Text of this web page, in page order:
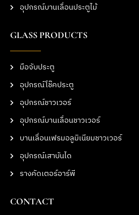
อุปกรณ์บานเลื่อนประตูไม้
GLASS PRODUCTS
มือจับประตู
อุปกรณ์โช๊คประตู
อุปกรณ์ชาวเวอร์
อุปกรณ์บานเลื่อนชาวเวอร์
บานเลื่อนเฟรมอลูมิเนียมชาวเวอร์
อุปกรณ์เสาบันได
รางคัดเตอร์อาร์พี
CONTACT